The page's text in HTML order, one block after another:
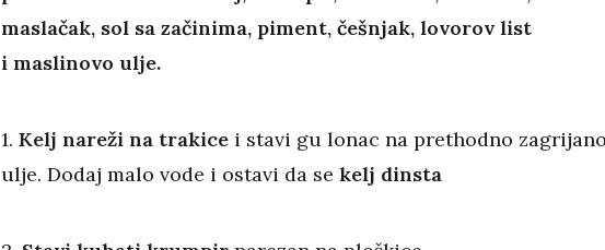
maslačak, sol sa začinima, piment, češnjak, lovorov list
i maslinovo ulje.
1. Kelj nareži na trakicei stavi gu lonac na prethodno
ulje. Dodaj malo vode i ostavi da se kelj dinsta